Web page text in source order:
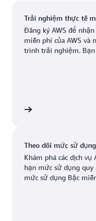
Miền Đông Hoa
Miền Đông Hoa
Atlanta. GA
Boston,
Chicago, Illinois
Texas
Hayward, California
Houston, Texas
Trải nghiệm thực tế
Đăng ký AWS để
miễn phí của AWS và
trình trải nghiệm. Bạn
Theo dõi mức sử
Khám phá các dịch
hạn mức sử dụng
mức sử dụng Bậc